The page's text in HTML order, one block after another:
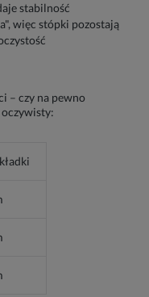
stabilność
więc stópki pozostają
– czy na pewno
oczywisty: